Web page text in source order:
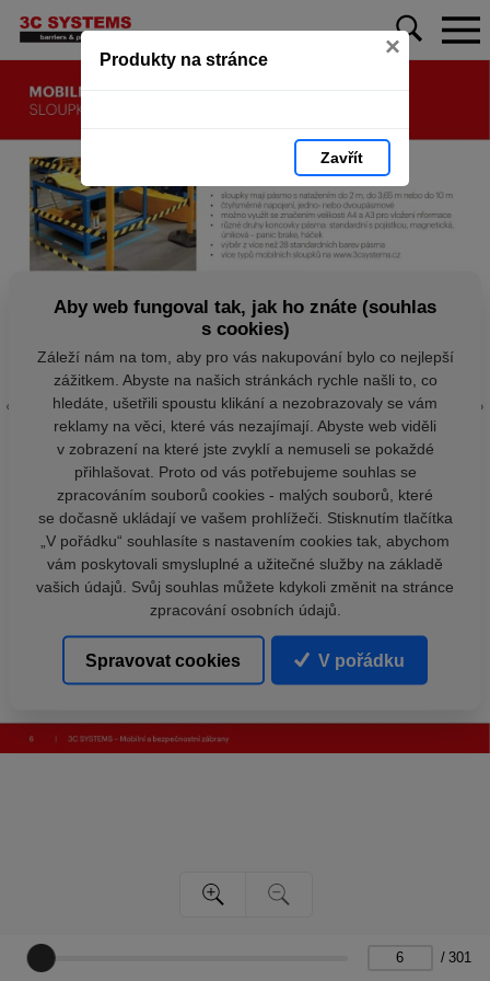
Produkty na stránce ×
Zavřít
/ 301
Aby web fungoval tak, jak ho znáte (souhlas
s cookies)
Záleží nám na tom, aby pro vás nakupování bylo co nejlepší
zážitkem. Abyste na našich stránkách rychle našli to, co
hledáte, ušetřili spoustu klikání a nezobrazovaly se vám
reklamy na věci, které vás nezajímají. Abyste web viděli
v zobrazení na které jste zvyklí a nemuseli se pokaždé
přihlašovat. Proto od vás potřebujeme souhlas se
zpracováním souborů cookies - malých souborů, které
se dočasně ukládají ve vašem prohlížeči. Stisknutím tlačítka
„V pořádku“ souhlasíte s nastavením cookies tak, abychom
vám poskytovali smysluplné a užitečné služby na základě
vašich údajů. Svůj souhlas můžete kdykoli změnit na stránce
zpracování osobních údajů.
Spravovat cookies V pořádku